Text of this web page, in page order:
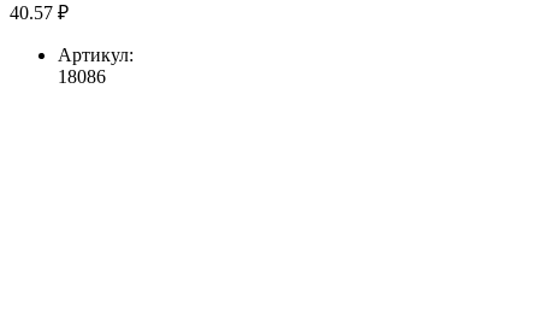
40.57 ₽
Артикул:
18086